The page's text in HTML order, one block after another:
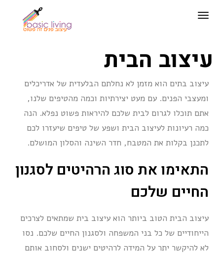
תפריט
עיצוב הבית
עיצוב בתים הוא מזמן לא נחלתם הבלעדית של אדריכלים
ומעצבי הפנים. עם מעט יצירתיות וכמה מהטיפים שלנו,
אתם תוכלו לגרום לבית שלכם להיראות פשוט נפלא. הנה
כמה רעיונות לעיצוב הבית ושפע של טיפים שיעזרו לכם
לתכנן בקלות את המטבח, חדר השינה והסלון המושלם.
התאימו את סוג הרהיטים לסגנון
החיים שלכם
עיצוב הבית הטוב ביותר הוא עיצוב בית שמתאים לצרכים
הייחודיים של כל בני המשפחה ולסגנון החיים שלכם. נסו
לא להיקשר יתר על המידה לרהיטים ישנים ולסחוב אותם